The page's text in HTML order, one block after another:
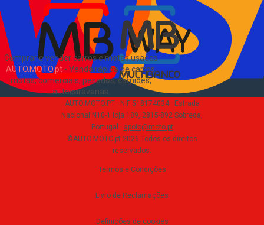
Comprar e vender carros e motas usadas
AUTO.MOTO.pt- Venda rápida de carros,
motas, comerciais, pesados, camiões,
autocaravanas
AUTO.MOTO.PT · NIF 518174034 · Estrada
Nacional N10-1 loja 189, 2815-892 Sobreda,
Portugal · apoio@moto.pt
©AUTO.MOTO.pt 2026 Todos os direitos
reservados.
Termos e Condições
Livro de Reclamações
Definições de cookies